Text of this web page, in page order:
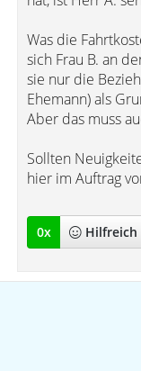
Was die
sich Frau B. an
sie nur die
Ehemann) als
Aber das muss
Sollten
hier im Auftrag
0x Hilfreich